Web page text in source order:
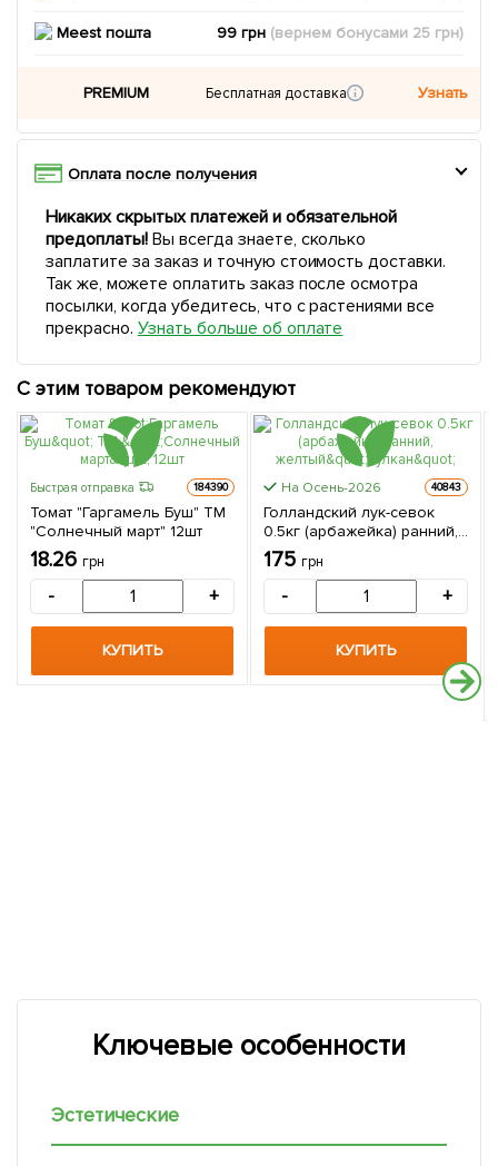
Meest пошта 99 грн (вернем бонусами 25 грн)
PREMIUM Бесплатная доставка Узнать
Оплата после получения
Никаких скрытых платежей и обязательной
предоплаты!Вы всегда знаете, сколько
заплатите за заказ и точную стоимость доставки.
Так же, можете оплатить заказ после осмотра
посылки, когда убедитесь, что с растениями все
прекрасно. Узнать больше об оплате
С этим товаром рекомендуют
Быстрая отправка 184390
Томат "Гаргамель Буш" ТМ
"Солнечный март" 12шт
18.26 грн
- +
КУПИТЬ
На Осень-2026 40843
Голландский лук-севок
0.5кг (арбажейка) ранний,
желтый"Вулкан"
175 грн
- +
КУПИТЬ
Ключевые особенности
Эстетические